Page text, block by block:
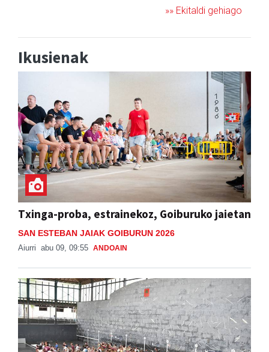
»» Ekitaldi gehiago
Ikusienak
Txinga-proba, estrainekoz, Goiburuko jaietan
SAN ESTEBAN JAIAK GOIBURUN 2026
Aiurri abu 09, 09:55 ANDOAIN